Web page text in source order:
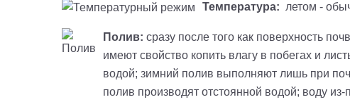
Температура: летом -
Полив: сразу после того как поверхность
имеют свойство копить влагу в побегах и
водой; зимний полив выполняют лишь при
полив производят отстоянной водой; воду